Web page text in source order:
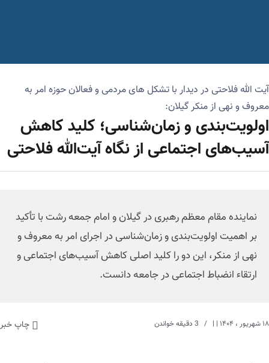
آیت الله فلاحتی در دیدار با تشکل های مردمی و فعالان حوزه امر به
معروف و نهی از منکر گیلان:
اولویت‌بندی و زمان‌شناسی؛ کلید کاهش
آسیب‌های اجتماعی از نگاه آیت‌الله فلاحتی
نماینده مقام معظم رهبری در گیلان و امام جمعه رشت با تأکید
بر اهمیت اولویت‌بندی و زمان‌شناسی در اجرای امر به معروف و
نهی از منکر، این دو را کلید اصلی کاهش آسیب‌های اجتماعی و
ارتقاء انضباط اجتماعی در جامعه دانست.
۱۸ شهریور ، ۱۴۰۴ | | چاپ خبر